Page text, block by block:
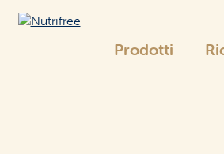
Nutrifree
Prodotti